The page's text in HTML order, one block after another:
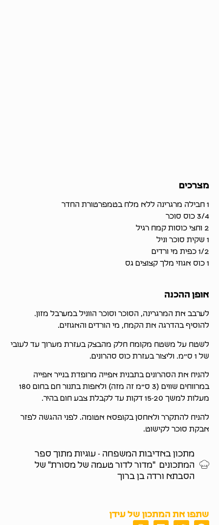
מצרכים
1 חבילה מרגרינה ללא מלח בטמפרטורת החדר
3/4 כוס סוכר
2 וחצי כוסות קמח רגיל
1 שקית סוכר וניל
1/2 כפית מי ורדים
1 כוס אגוזי מלך קצוצים גס
אופן ההכנה
לערבב את המרגרינה, הסוכר וסוכר הווניל במערבל מזון.
להוסיף בהדרגה את הקמח, מי הורדים והאגוזים.
לשטח על משטח מקומח חלק מהבצק בעזרת מערוך עד לעובי
של 1 ס״מ. וליצור בעזרת כוס סהרונים.
להניח את הסהרונים בתבנית אפייה מרופדת בנייר אפייה
במרווחים שווים (3 ס״מ זה מזה) ולאפות בתנור חם בחום 180
מעלות למשך 15-20 דקות עד לקבלת צבע חום בהיר.
להניח להתקרר ולאחסן בקופסא אטומה. לפני ההגשה לפזר
אבקת סוכר לקישוט.
מתכון באדיבות המשפחה - עוגיות מתוך ספר
המתכונים "מדור לדור טעמה של מסורת" של
הסבתא ורדה בן ברוך
שתפו את המתכון של עידן